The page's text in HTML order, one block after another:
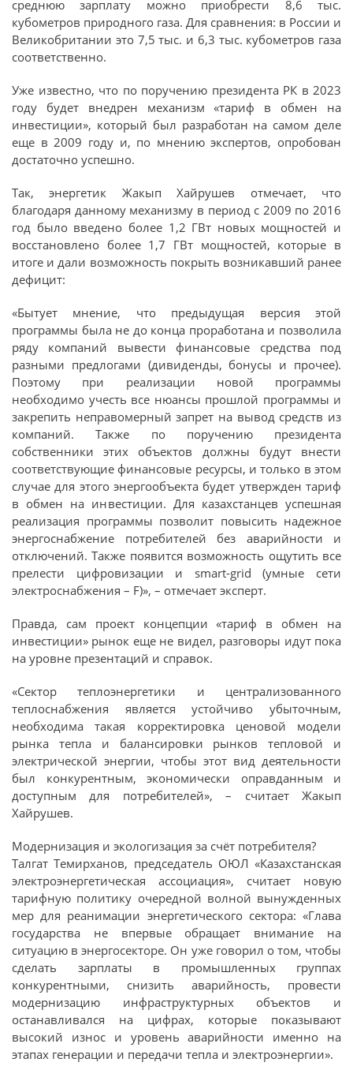
среднюю зарплату можно приобрести 8,6 тыс.
кубометров природного газа. Для сравнения: в России и
Великобритании это 7,5 тыс. и 6,3 тыс. кубометров газа
соответственно.
Уже известно, что по поручению президента РК в 2023
году будет внедрен механизм «тариф в обмен на
инвестиции», который был разработан на самом деле
еще в 2009 году и, по мнению экспертов, опробован
достаточно успешно.
Так, энергетик Жакып Хайрушев отмечает, что
благодаря данному механизму в период с 2009 по 2016
год было введено более 1,2 ГВт новых мощностей и
восстановлено более 1,7 ГВт мощностей, которые в
итоге и дали возможность покрыть возникавший ранее
дефицит:
«Бытует мнение, что предыдущая версия этой
программы была не до конца проработана и позволила
ряду компаний вывести финансовые средства под
разными предлогами (дивиденды, бонусы и прочее).
Поэтому при реализации новой программы
необходимо учесть все нюансы прошлой программы и
закрепить неправомерный запрет на вывод средств из
компаний. Также по поручению президента
собственники этих объектов должны будут внести
соответствующие финансовые ресурсы, и только в этом
случае для этого энергообъекта будет утвержден тариф
в обмен на инвестиции. Для казахстанцев успешная
реализация программы позволит повысить надежное
энергоснабжение потребителей без аварийности и
отключений. Также появится возможность ощутить все
прелести цифровизации и smart-grid (умные сети
электроснабжения – F)», – отмечает эксперт.
Правда, сам проект концепции «тариф в обмен на
инвестиции» рынок еще не видел, разговоры идут пока
на уровне презентаций и справок.
«Сектор теплоэнергетики и централизованного
теплоснабжения является устойчиво убыточным,
необходима такая корректировка ценовой модели
рынка тепла и балансировки рынков тепловой и
электрической энергии, чтобы этот вид деятельности
был конкурентным, экономически оправданным и
доступным для потребителей», – считает Жакып
Хайрушев.
Модернизация и экологизация за счёт потребителя?
Талгат Темирханов, председатель ОЮЛ «Казахстанская
электроэнергетическая ассоциация», считает новую
тарифную политику очередной волной вынужденных
мер для реанимации энергетического сектора: «Глава
государства не впервые обращает внимание на
ситуацию в энергосекторе. Он уже говорил о том, чтобы
сделать зарплаты в промышленных группах
конкурентными, снизить аварийность, провести
модернизацию инфраструктурных объектов и
останавливался на цифрах, которые показывают
высокий износ и уровень аварийности именно на
этапах генерации и передачи тепла и электроэнергии».